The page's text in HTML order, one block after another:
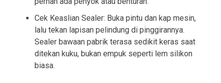
Cek Keaslian Sealer: Buka pintu dan kap mesin,
lalu tekan lapisan pelindung di pinggirannya.
Sealer bawaan pabrik terasa sedikit keras saat
ditekan kuku, bukan empuk seperti lem silikon
biasa.